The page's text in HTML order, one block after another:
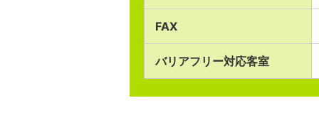
FAX
バリアフリー対応客室